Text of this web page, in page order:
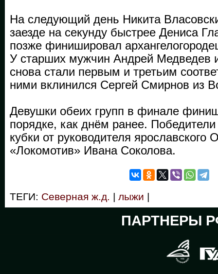
На следующий день Никита
заезде на секунду быстрее Дениса
позже финишировал
У старших мужчин Андрей Медведев
снова стали первым и третьим
ними вклинился Сергей Смирнов из
Девушки обеих групп в финале
порядке, как днём ранее.
кубки от руководителя
«Локомотив» Ивана Соколова.
ТЕГИ: Северная ж.д. | лыжи |
ПАРТНЕРЫ